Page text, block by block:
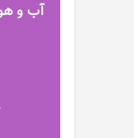
آب و